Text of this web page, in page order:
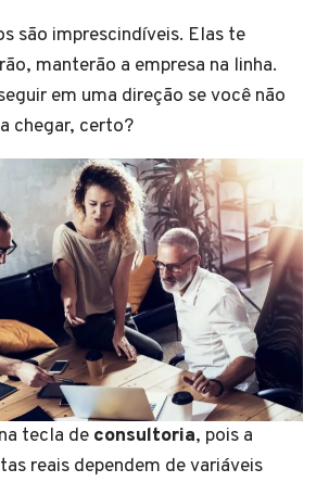
são imprescindíveis. Elas te
manterão a empresa na linha.
em uma direção se você não
chegar, certo?
tecla de consultoria, pois a
reais dependem de variáveis